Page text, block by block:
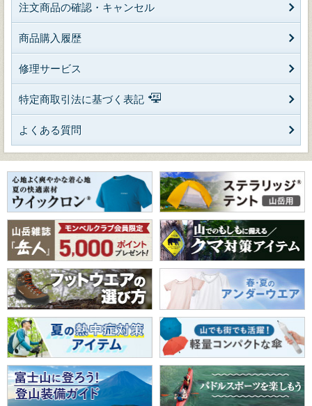
注文商品の確認・キャンセル
商品購入履歴
修理サービス
特定商取引法に基づく表記
よくある質問